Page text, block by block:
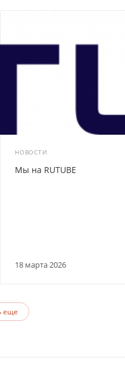
НОВОСТИ
18 марта 2026
Мы на RUTUBE
еще